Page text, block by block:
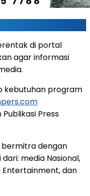
di portal
agar informasi
kebutuhan program
Press
bermitra dengan
media Nasional,
Entertainment, dan